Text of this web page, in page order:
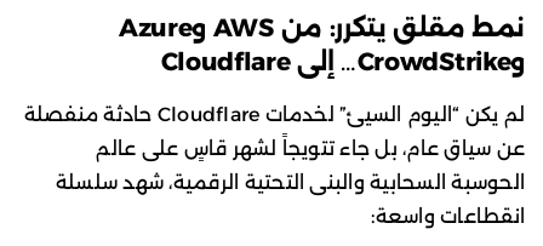
نمط مقلق يتكرر: منAWS و
Azure
وCrowdStrike… إلى Cloudflare
لم يكن “اليوم السيئ” لخدمات Cloudflare حادثة منفصلة
عن سياق عام، بل جاء تتويجاً لشهر قاسٍ على عالم
الحوسبة السحابية والبنى التحتية الرقمية، شهد سلسلة
انقطاعات واسعة: